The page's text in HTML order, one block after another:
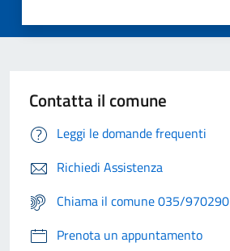
Contatta il comune
Leggi le domande frequenti
Richiedi Assistenza
Chiama il comune 035/970290
Prenota un appuntamento